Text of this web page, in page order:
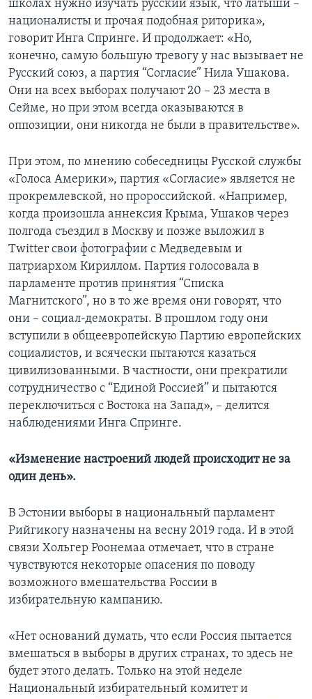
школах нужно изучать русский язык, что латыши –
националисты и прочая подобная риторика»,
говорит Инга Спринге. И продолжает: «Но,
конечно, самую большую тревогу у нас вызывает не
Русский союз, а партия “Согласие” Нила Ушакова.
Они на всех выборах получают 20 – 23 места в
Сейме, но при этом всегда оказываются в
оппозиции, они никогда не были в правительстве».
При этом, по мнению собеседницы Русской службы
«Голоса Америки», партия «Согласие» является не
прокремлевской, но пророссийской. «Например,
когда произошла аннексия Крыма, Ушаков через
полгода съездил в Москву и позже выложил в
Twitter свои фотографии с Медведевым и
патриархом Кириллом. Партия голосовала в
парламенте против принятия “Списка
Магнитского”, но в то же время они говорят, что
они – социал-демократы. В прошлом году они
вступили в общеевропейскую Партию европейских
социалистов, и всячески пытаются казаться
цивилизованными. В частности, они прекратили
сотрудничество с “Единой Россией” и пытаются
переключиться с Востока на Запад», – делится
наблюдениями Инга Спринге.
«Изменение настроений людей происходит не за
один день».
В Эстонии выборы в национальный парламент
Рийгикогу назначены на весну 2019 года. И в этой
связи Хольгер Роонемаа отмечает, что в стране
чувствуются некоторые опасения по поводу
возможного вмешательства России в
избирательную кампанию.
«Нет оснований думать, что если Россия пытается
вмешаться в выборы в других странах, то здесь не
будет этого делать. Только на этой неделе
Национальный избирательный комитет и